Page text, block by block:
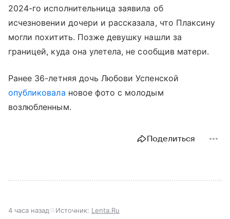
2024-го исполнительница заявила об
исчезновении дочери и рассказала, что Плаксину
могли похитить. Позже девушку нашли за
границей, куда она улетела, не сообщив матери.
Ранее 36-летняя дочь Любови Успенской
опубликовала новое фото с молодым
возлюбленным.
Поделиться
4 часа назад Источник: Lenta.Ru